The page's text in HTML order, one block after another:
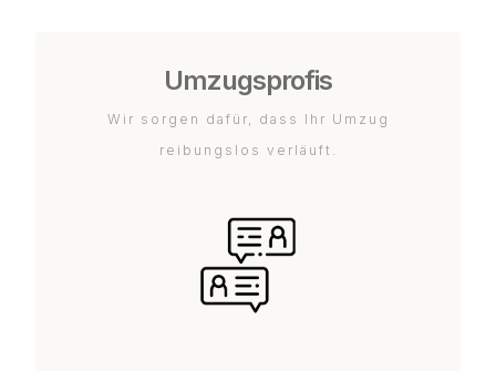
Umzugsprofis
Wir sorgen dafür, dass Ihr Umzug
reibungslos verläuft.